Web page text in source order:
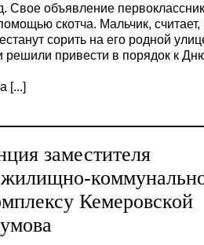
Свое объявление
скотча. Мальчик, считает,
сорить на его родной
решили привести в порядок к
[...]
заместителя
жилищно-
Кемеровской